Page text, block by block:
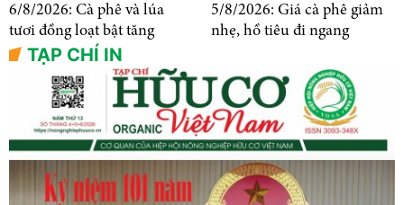
6/8/2026: Cà phê và lúa
tươi đồng loạt bật tăng
5/8/2026: Giá cà phê giảm
nhẹ, hồ tiêu đi ngang
TẠP CHÍ IN